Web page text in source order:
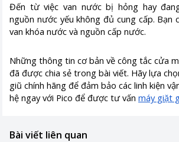
Đến từ việc van nước bị hỏng hay
nguồn nước yếu không đủ cung cấp. Bạn
van khóa nước và nguồn cấp nước.
Những thông tin cơ bản về công tắc cửa
đã được chia sẻ trong bài viết. Hãy lựa
giũ chính hãng để đảm bảo các linh kiện
hệ ngay với Pico để được tư vấn máy giặt
Bài viết liên quan